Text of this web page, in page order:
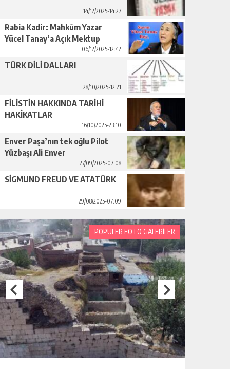
14/12/2025-14:27
Rabia Kadir: Mahkûm Yazar
Yücel Tanay’a Açık Mektup
06/12/2025-12:42
TÜRK DİLİ DALLARI
28/10/2025-12:21
FİLİSTİN HAKKINDA TARİHİ
HAKİKATLAR
16/10/2025-23:10
Enver Paşa’nın tek oğlu Pilot
Yüzbaşı Ali Enver
27/09/2025-07:08
SİGMUND FREUD VE ATATÜRK
29/08/2025-07:09
POPÜLER FOTO GALERİLER